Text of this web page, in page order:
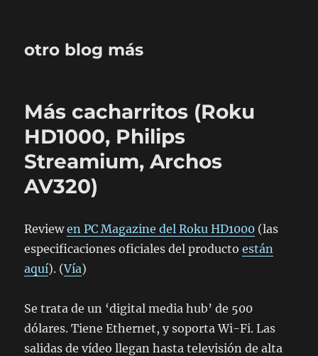
otro blog más
Más cacharritos (Roku
HD1000, Philips
Streamium, Archos
AV320)
Reviewen PC Magazine del Roku HD1000 (las
especificaciones oficiales del productoestán
aquí). (Vía)
Se trata de un ‘digital media hub’ de 500
dólares. Tiene Ethernet, y soporta Wi-Fi. Las
salidas de vídeo llegan hasta televisión de alta